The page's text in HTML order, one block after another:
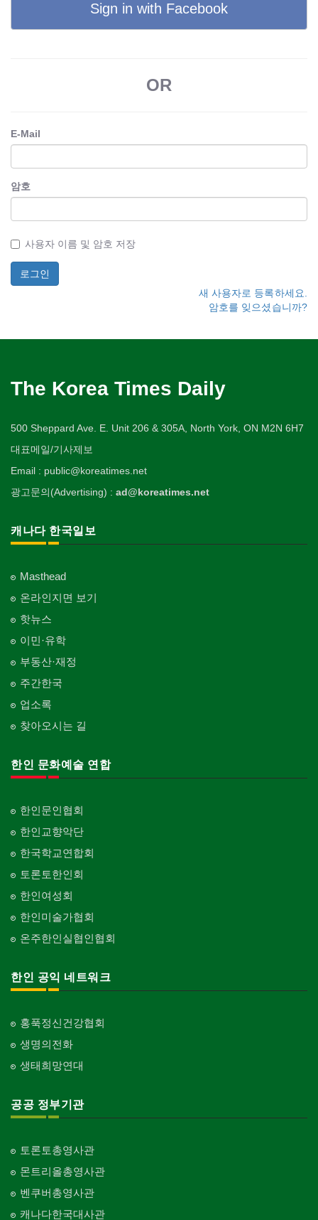
Sign in with Facebook
OR
E-Mail
암호
사용자 이름 및 암호 저장
새 사용자로 등록하세요.
암호를 잊으셨습니까?
The Korea Times Daily
500 Sheppard Ave. E. Unit 206 & 305A, North York, ON M2N 6H7
대표메일/기사제보
Email : public@koreatimes.net
광고문의(Advertising) : ad@koreatimes.net
캐나다 한국일보
Masthead
온라인지면 보기
핫뉴스
이민·유학
부동산·재정
주간한국
업소록
찾아오시는 길
한인 문화예술 연합
한인문인협회
한인교향악단
한국학교연합회
토론토한인회
한인여성회
한인미술가협회
온주한인실협인협회
한인 공익 네트워크
홍푹정신건강협회
생명의전화
생태희망연대
공공 정부기관
토론토총영사관
몬트리올총영사관
벤쿠버총영사관
캐나다한국대사관